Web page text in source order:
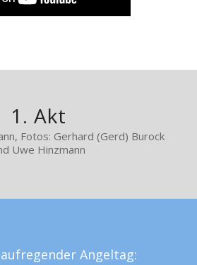
1. Akt
Fotos: Gerhard (Gerd) Burock
Uwe Hinzmann
Angeltag: